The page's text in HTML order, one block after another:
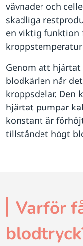
vävnader och
skadliga
en viktig funktion
Genom att
blodkärlen når
kroppsdelar. Den
hjärtat pumpar
konstant är
tillståndet högt
Varför